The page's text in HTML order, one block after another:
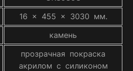
16 x 455 x 3030 мм.
камень
прозрачная покраска
акрилом с силиконом